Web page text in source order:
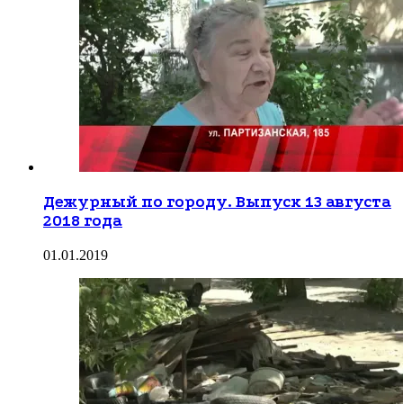
Дежурный по городу. Выпуск 13 августа
2018 года
01.01.2019